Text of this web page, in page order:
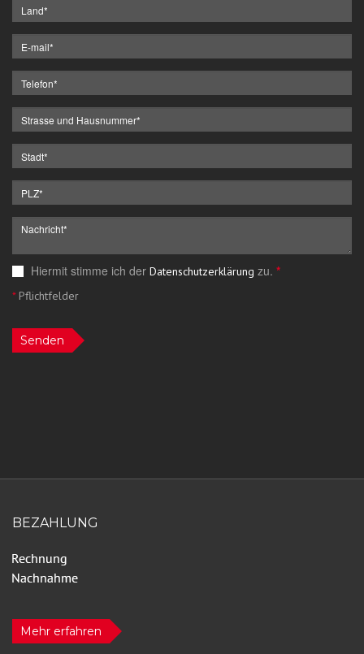
Hiermit stimme ich der Datenschutzerklärung zu. *
*Pflichtfelder
Senden
BEZAHLUNG
Mehr erfahren